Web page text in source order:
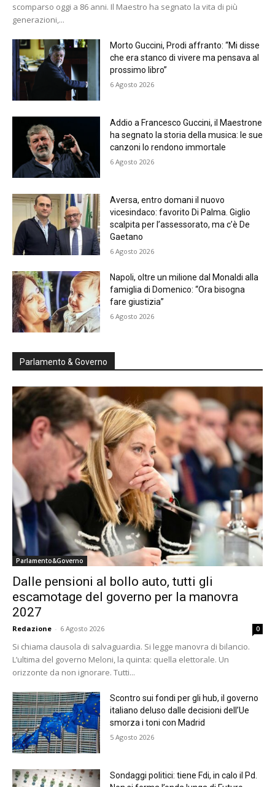
scomparso oggi a 86 anni. Il Maestro ha segnato la vita di più
generazioni,...
Morto Guccini, Prodi affranto: “Mi disse
che era stanco di vivere ma pensava al
prossimo libro”
6 Agosto 2026
Addio a Francesco Guccini, il Maestrone
ha segnato la storia della musica: le sue
canzoni lo rendono immortale
6 Agosto 2026
Aversa, entro domani il nuovo
vicesindaco: favorito Di Palma. Giglio
scalpita per l’assessorato, ma c’è De
Gaetano
6 Agosto 2026
Napoli, oltre un milione dal Monaldi alla
famiglia di Domenico: “Ora bisogna
fare giustizia”
6 Agosto 2026
Parlamento & Governo
Parlamento&Governo
Dalle pensioni al bollo auto, tutti gli
escamotage del governo per la manovra
2027
Redazione - 6 Agosto 2026 0
Si chiama clausola di salvaguardia. Si legge manovra di bilancio.
L’ultima del governo Meloni, la quinta: quella elettorale. Un
orizzonte da non ignorare. Tutti...
Scontro sui fondi per gli hub, il governo
italiano deluso dalle decisioni dell’Ue
smorza i toni con Madrid
5 Agosto 2026
Sondaggi politici: tiene Fdi, in calo il Pd.